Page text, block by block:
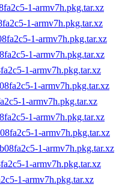
1-armv7h.pkg.tar.xz
1-armv7h.pkg.tar.xz
1-armv7h.pkg.tar.xz
1-armv7h.pkg.tar.xz
1-armv7h.pkg.tar.xz
1-armv7h.pkg.tar.xz
1-armv7h.pkg.tar.xz
1-armv7h.pkg.tar.xz
1-armv7h.pkg.tar.xz
1-armv7h.pkg.tar.xz
1-armv7h.pkg.tar.xz
1-armv7h.pkg.tar.xz